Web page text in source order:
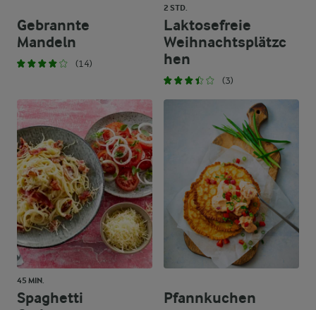
Gebrannte
Mandeln
(14)
2 STD.
Laktosefreie
Weihnachtsplätzc
hen
(3)
45 MIN.
Spaghetti
Pfannkuchen